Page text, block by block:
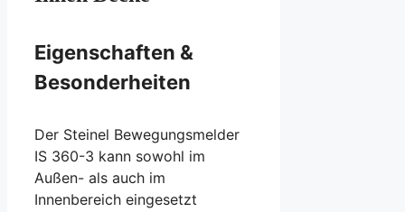
Eigenschaften &
Besonderheiten
Der Steinel Bewegungsmelder
IS 360-3 kann sowohl im
Außen- als auch im
Innenbereich eingesetzt